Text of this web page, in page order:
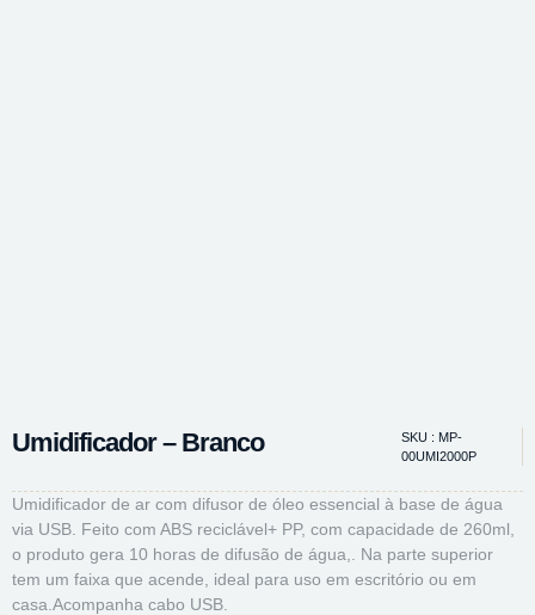
Umidificador – Branco
SKU : MP-
00UMI2000P
Umidificador de ar com difusor de óleo essencial à base de água
via USB. Feito com ABS reciclável+ PP, com capacidade de 260ml,
o produto gera 10 horas de difusão de água,. Na parte superior
tem um faixa que acende, ideal para uso em escritório ou em
casa.Acompanha cabo USB.